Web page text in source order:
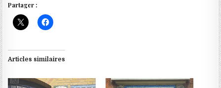
Partager :
Articles similaires